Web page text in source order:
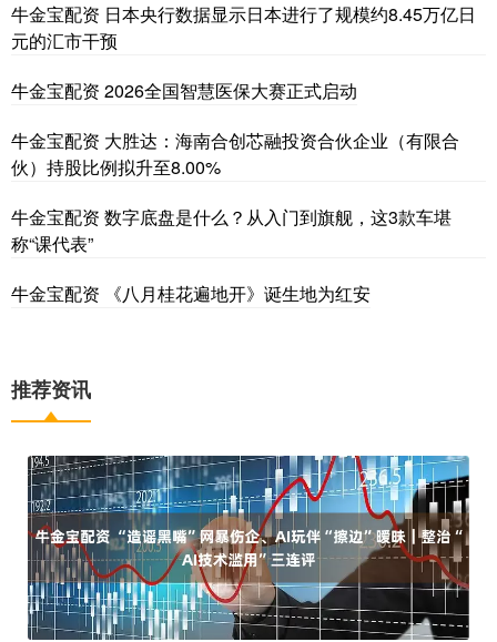
牛金宝配资 日本央行数据显示日本进行了规模约8.45万亿日
元的汇市干预
牛金宝配资 2026全国智慧医保大赛正式启动
牛金宝配资 大胜达：海南合创芯融投资合伙企业（有限合
伙）持股比例拟升至8.00%
牛金宝配资 数字底盘是什么？从入门到旗舰，这3款车堪
称“课代表”
牛金宝配资 《八月桂花遍地开》诞生地为红安
推荐资讯